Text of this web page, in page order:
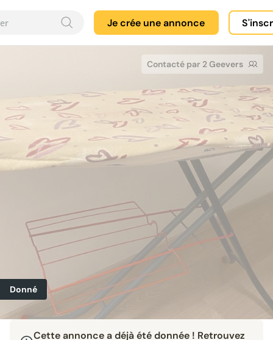
Je crée une annonce
Contacté par 2 Geevers
Donné
Cette annonce a déjà été donnée ! Retrouvez